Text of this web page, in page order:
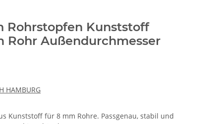
Rohrstopfen Kunststoff
Rohr Außendurchmesser
HAMBURG
Kunststoff für 8 mm Rohre. Passgenau, stabil und